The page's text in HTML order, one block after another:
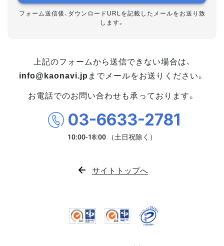
フォーム送信後、ダウンロードURLを記載したメールをお送り致
します。
上記のフォームから送信できない場合は、
info@kaonavi.jp までメールをお送りください。
お電話でのお問い合わせも承っております。
03-6633-2781
サイトトップへ